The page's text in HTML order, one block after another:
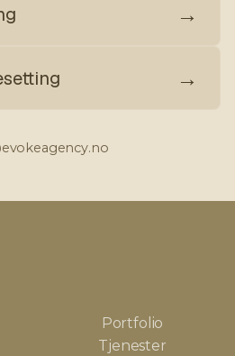
→
→
Portfolio
Tjenester